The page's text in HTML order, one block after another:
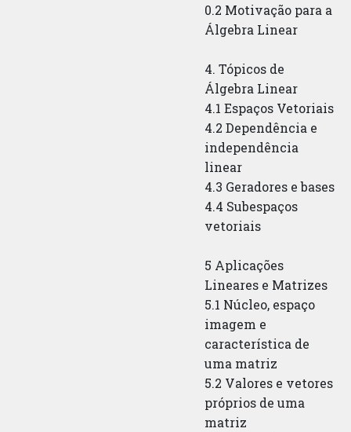
0.2 Motivação para a
Álgebra Linear
4. Tópicos de
Álgebra Linear
4.1 Espaços Vetoriais
4.2 Dependência e
independência
linear
4.3 Geradores e bases
4.4 Subespaços
vetoriais
5 Aplicações
Lineares e Matrizes
5.1 Núcleo, espaço
imagem e
característica de
uma matriz
5.2 Valores e vetores
próprios de uma
matriz